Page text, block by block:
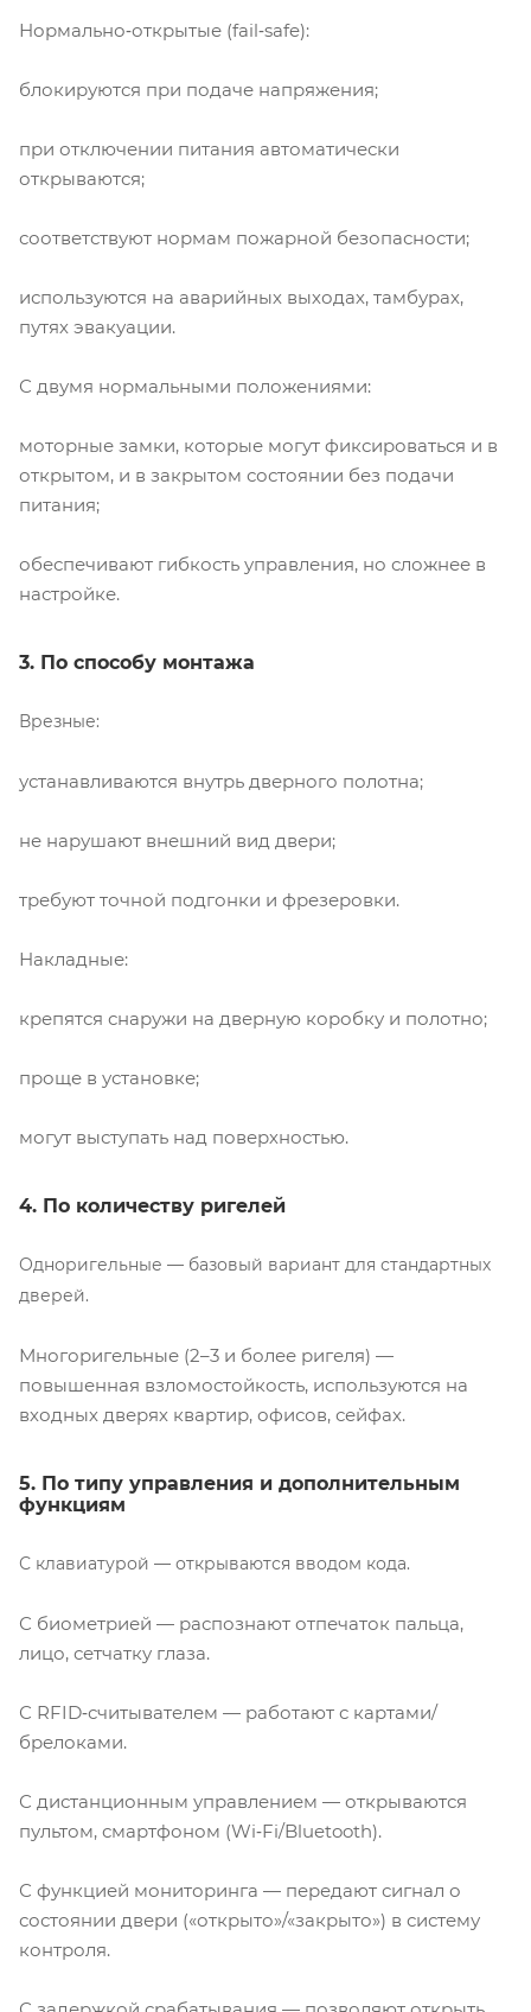
Нормально‑открытые (fail‑safe):
блокируются при подаче напряжения;
при отключении питания автоматически
открываются;
соответствуют нормам пожарной безопасности;
используются на аварийных выходах, тамбурах,
путях эвакуации.
С двумя нормальными положениями:
моторные замки, которые могут фиксироваться и в
открытом, и в закрытом состоянии без подачи
питания;
обеспечивают гибкость управления, но сложнее в
настройке.
3. По способу монтажа
Врезные:
устанавливаются внутрь дверного полотна;
не нарушают внешний вид двери;
требуют точной подгонки и фрезеровки.
Накладные:
крепятся снаружи на дверную коробку и полотно;
проще в установке;
могут выступать над поверхностью.
4. По количеству ригелей
Одноригельные — базовый вариант для стандартных
дверей.
Многоригельные (2–3 и более ригеля) —
повышенная взломостойкость, используются на
входных дверях квартир, офисов, сейфах.
5. По типу управления и дополнительным
функциям
С клавиатурой — открываются вводом кода.
С биометрией — распознают отпечаток пальца,
лицо, сетчатку глаза.
С RFID‑считывателем — работают с картами/
брелоками.
С дистанционным управлением — открываются
пультом, смартфоном (Wi‑Fi/Bluetooth).
С функцией мониторинга — передают сигнал о
состоянии двери («открыто»/«закрыто») в систему
контроля.